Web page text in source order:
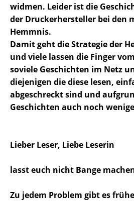
widmen. Leider ist die
der Druckerhersteller bei den
Hemmnis.
Damit geht die Strategie der
und viele lassen die Finger
soviele Geschichten im Netz
diejenigen die diese lesen,
abgeschreckt sind und
Geschichten auch noch
Lieber Leser, Liebe Leserin
lasst euch nicht Bange
Zu jedem Problem gibt es